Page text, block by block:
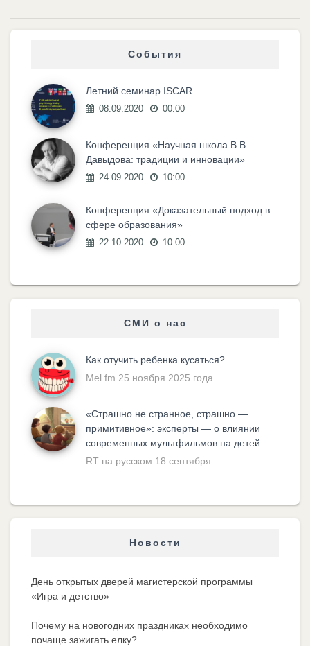
События
Летний семинар ISCAR
08.09.2020 00:00
Конференция «Научная школа В.В.
Давыдова: традиции и инновации»
24.09.2020 10:00
Конференция «Доказательный подход в
сфере образования»
22.10.2020 10:00
СМИ о нас
Как отучить ребенка кусаться?
Mel.fm 25 ноября 2025 года...
«Cтрашно не странное, страшно —
примитивное»: эксперты — о влиянии
современных мультфильмов на детей
RT на русском 18 сентября...
Новости
День открытых дверей магистерской программы
«Игра и детство»
Почему на новогодних праздниках необходимо
почаще зажигать елку?